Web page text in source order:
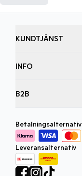
KUNDTJÄNST
INFO
B2B
Betalningsalternativ
Leveransalternativ